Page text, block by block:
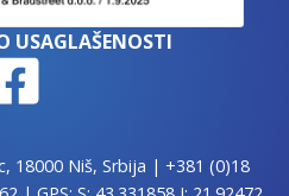
USAGLAŠENOSTI
18000 Niš, Srbija | +381 (0)18